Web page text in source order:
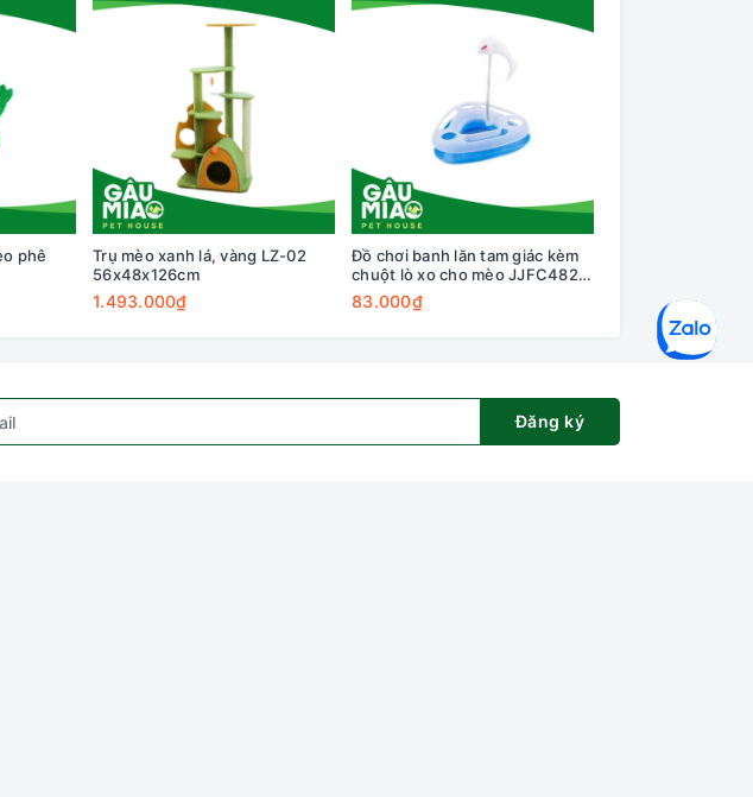
phê
Trụ mèo xanh lá, vàng LZ-02
56x48x126cm
1.493.000₫
Đồ chơi banh lăn tam giác kèm
chuột lò xo cho mèo JJFC4828
25*25*8cm
83.000₫ 236.000₫
Đăng ký